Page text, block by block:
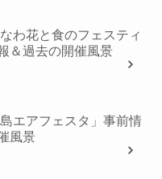
わ花と食のフェスティ
＆過去の開催風景
エアフェスタ」事前情
風景